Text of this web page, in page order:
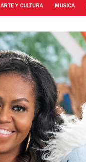
ARTE Y CULTURA MUSICA